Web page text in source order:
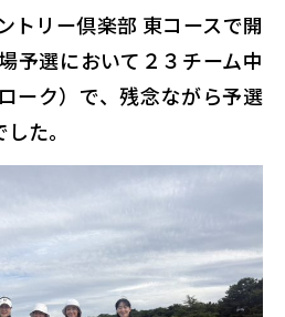
トリー倶楽部 東コースで開
予選において２３チーム中
ーク）で、残念ながら予選
た。